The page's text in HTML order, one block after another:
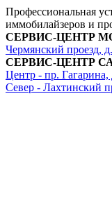
Профессиональная
иммобилайзеров и
СЕРВИС-ЦЕНТР
Чермянский проезд,
СЕРВИС-ЦЕНТР
Центр - пр.
Север - Лахтинский